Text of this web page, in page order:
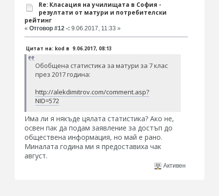
Re: Класация на училищата в София -
резултати от матури и потребителски
рейтинг
« Отговор #12 -: 9.06.2017, 11:33 »
Цитат на: kod в 9.06.2017, 08:13
Обобщена статистика за матури за 7 клас
през 2017 година:
http://alekdimitrov.com/comment.asp?
NID=572
Има ли я някъде цялата статистика? Ако не,
освен пак да подам заявление за достъп до
обществена информация, но май е рано.
Миналата година ми я предоставиха чак
август.
Активен